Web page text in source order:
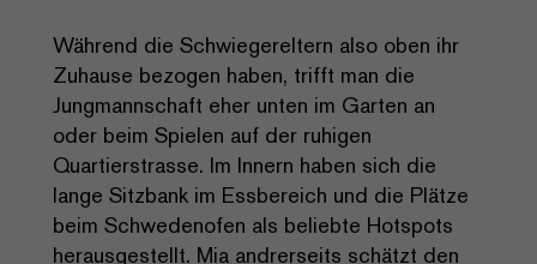
Während die Schwiegereltern also oben ihr
Zuhause bezogen haben, trifft man die
Jungmannschaft eher unten im Garten an
oder beim Spielen auf der ruhigen
Quartierstrasse. Im Innern haben sich die
lange Sitzbank im Essbereich und die Plätze
beim Schwedenofen als beliebte Hotspots
herausgestellt. Mia andrerseits schätzt den